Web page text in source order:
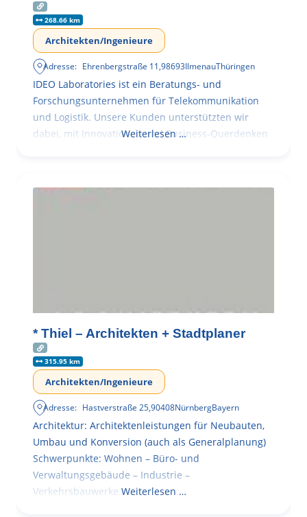
268.66 km
Architekten/Ingenieure
Adresse: Ehrenbergstraße 11,98693IlmenauThüringen
IDEO Laboratories ist ein Beratungs- und
Forschungsunternehmen für Telekommunikation
und Logistik. Unsere Kunden unterstützten wir
dabei, mit Innovationen und Business-Querdenken
Weiterlesen …
* Thiel – Architekten + Stadtplaner
315.95 km
Architekten/Ingenieure
Adresse: Hastverstraße 25,90408NürnbergBayern
Architektur: Architektenleistungen für Neubauten,
Umbau und Konversion (auch als Generalplanung)
Schwerpunkte: Wohnen – Büro- und
Verwaltungsgebäude – Industrie –
Verkehrsbauwerke. Weiterlesen …